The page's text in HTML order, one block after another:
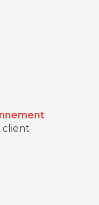
client